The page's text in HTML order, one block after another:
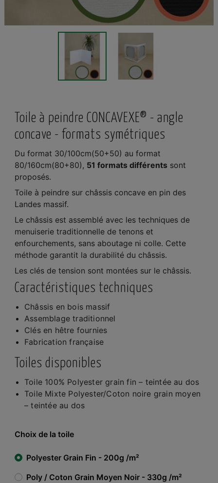
Toile à peindre CONCAVEXE® - angle
concave - formats symétriques
Du format 30/100cm(50+50) au format
80/160cm(80+80), 51 formats différents sont
proposés.
Toile à peindre sur châssis concave en pin des
Landes massif.
Le châssis est assemblé avec les techniques de
menuiserie traditionnelle de tenons et
enfourchements, sans aboutage ni colle. Cette
méthode garantit la durabilité du châssis.
Les clés de tension sont montées sur le châssis.
Caractéristiques techniques
Châssis en bois massif
Assemblage traditionnel
Clés en hêtre fournies
Fabrication française
Toiles disponibles
Toile 100% Polyester grain fin – teintée au dos
Toile Mixte Polyester/Coton noire grain moyen
– teintée au dos
Choix de la toile
Polyester Grain Fin - 200g /m²
Poly / Coton Grain Moyen Noir - 330g /m²